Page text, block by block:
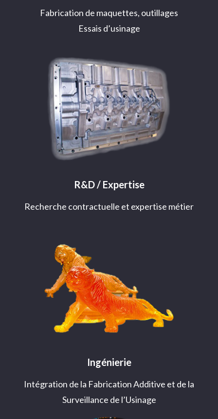
Fabrication de maquettes, outillages
Essais d’usinage
R&D / Expertise
Recherche contractuelle et expertise métier
Ingénierie
Intégration de la Fabrication Additive et de la
Surveillance de l’Usinage